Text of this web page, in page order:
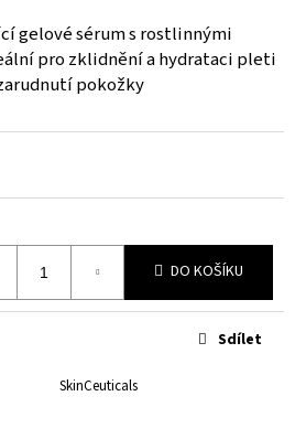
gelové sérum s rostlinnými
pro zklidnění a hydrataci pleti
pokožky
DO KOŠÍKU
SkinCeuticals
Sdílet